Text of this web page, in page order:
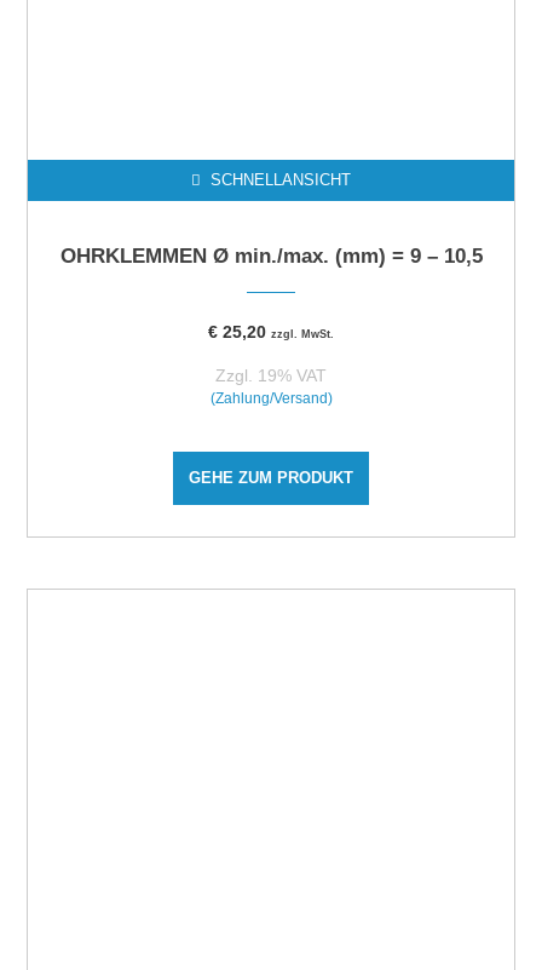
SCHNELLANSICHT
OHRKLEMMEN Ø min./max. (mm) = 9 – 10,5
€ 25,20 zzgl. MwSt.
Zzgl. 19% VAT
(Zahlung/Versand)
GEHE ZUM PRODUKT